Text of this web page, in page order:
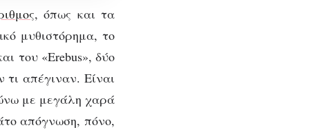
, όπως και τα
μυθιστόρημα, το
του «Erebus», δύο
απέγιναν. Είναι
με μεγάλη χαρά
απόγνωση, πόνο,